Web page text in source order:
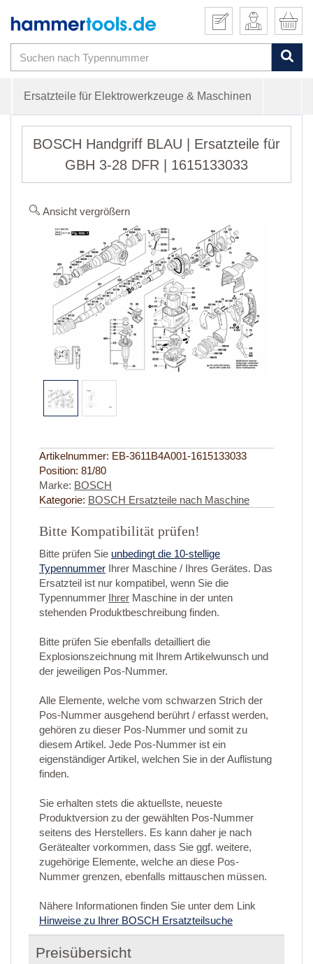
Ersatzteile für Elektrowerkzeuge & Maschinen
BOSCH Handgriff BLAU | Ersatzteile für
GBH 3-28 DFR | 1615133033
Ansicht vergrößern
Artikelnummer: EB-3611B4A001-1615133033
Position: 81/80
Marke: BOSCH
Kategorie: BOSCH Ersatzteile nach Maschine
Bitte Kompatibilität prüfen!
Bitte prüfen Sie unbedingt die 10-stellige
Typennummer Ihrer Maschine / Ihres Gerätes. Das
Ersatzteil ist nur kompatibel, wenn Sie die
Typennummer Ihrer Maschine in der unten
stehenden Produktbeschreibung finden.
Bitte prüfen Sie ebenfalls detailliert die
Explosionszeichnung mit Ihrem Artikelwunsch und
der jeweiligen Pos-Nummer.
Alle Elemente, welche vom schwarzen Strich der
Pos-Nummer ausgehend berührt / erfasst werden,
gehören zu dieser Pos-Nummer und somit zu
diesem Artikel. Jede Pos-Nummer ist ein
eigenständiger Artikel, welchen Sie in der Auflistung
finden.
Sie erhalten stets die aktuellste, neueste
Produktversion zu der gewählten Pos-Nummer
seitens des Herstellers. Es kann daher je nach
Gerätealter vorkommen, dass Sie ggf. weitere,
zugehörige Elemente, welche an diese Pos-
Nummer grenzen, ebenfalls mittauschen müssen.
Nähere Informationen finden Sie unter dem Link
Hinweise zu Ihrer BOSCH Ersatzteilsuche
Preisübersicht